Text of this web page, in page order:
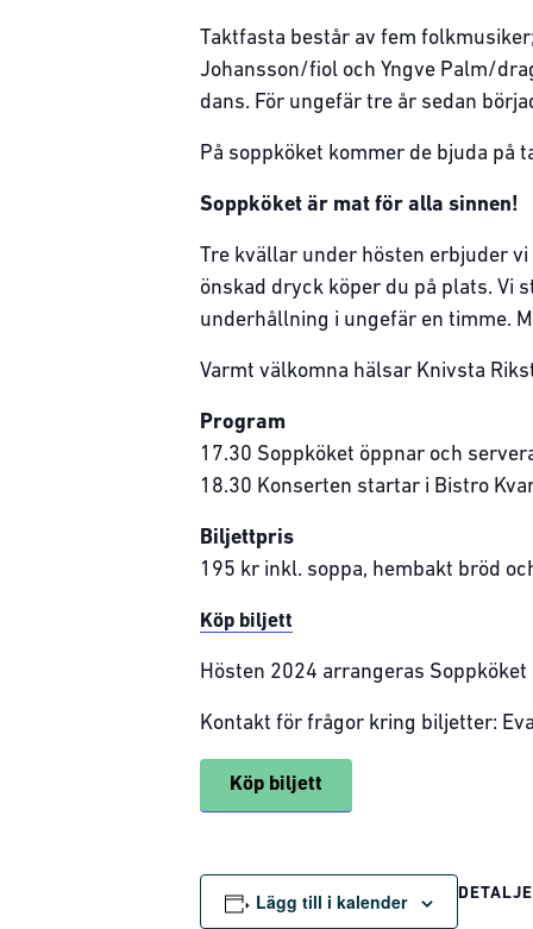
Taktfasta består av fem
Johansson/fiol och Yngve Palm/
dans. För ungefär tre år sedan
På soppköket kommer de bjuda på
Soppköket är mat för alla sinnen!
Tre kvällar under hösten erbjuder
önskad dryck köper du på plats. Vi
underhållning i ungefär en timme.
Varmt välkomna hälsar Knivsta
Program
17.30 Soppköket öppnar och
18.30 Konserten startar i Bistro
Biljettpris
195 kr inkl. soppa, hembakt bröd
Köp biljett
Hösten 2024 arrangeras
Kontakt för frågor kring biljetter:
Köp biljett
Lägg till i kalender